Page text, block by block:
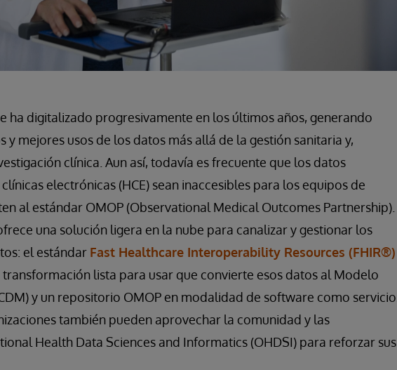
ha digitalizado progresivamente en los últimos años, generando
y mejores usos de los datos más allá de la gestión sanitaria y,
clínica. Aun así, todavía es frecuente que los datos
electrónicas (HCE) sean inaccesibles para los equipos de
al estándar OMOP (Observational Medical Outcomes Partnership).
una solución ligera en la nube para canalizar y gestionar los
el estándar Fast Healthcare Interoperability Resources (FHIR®)
transformación lista para usar que convierte esos datos al Modelo
y un repositorio OMOP en modalidad de software como servicio.
también pueden aprovechar la comunidad y las
Health Data Sciences and Informatics (OHDSI) para reforzar sus